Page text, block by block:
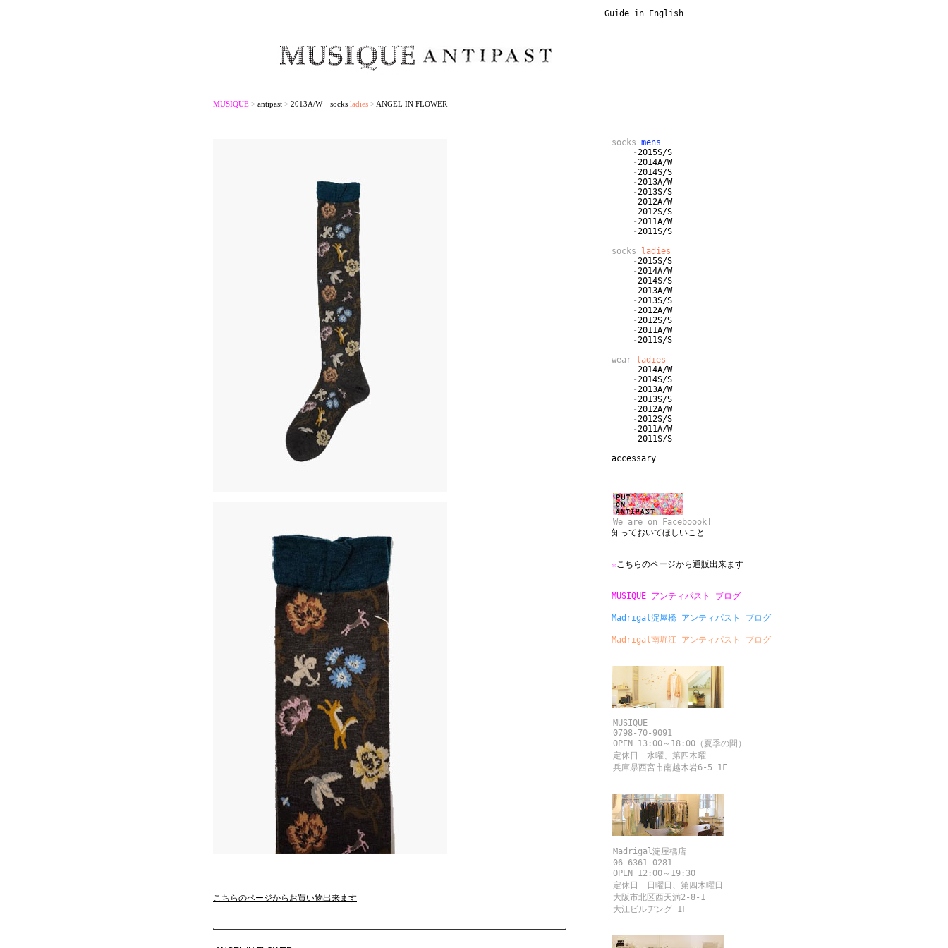
Guide in English
MUSIQUE > antipast > 2013A/W socks ladies > ANGEL IN FLOWER
こちらのページからお買い物出来ます
socks mens
-2015S/S
-2014A/W
-2014S/S
-2013A/W
-2013S/S
-2012A/W
-2012S/S
-2011A/W
-2011S/S
socks
ladies
-2015S/S
-2014A/W
-2014S/S
-2013A/W
-2013S/S
-2012A/W
-2012S/S
-2011A/W
-2011S/S
wear
ladies
-2014A/W
-2014S/S
-2013A/W
-2013S/S
-2012A/W
-2012S/S
-2011A/W
-2011S/S
accessary
We are on Faceboook!
知っておいてほしいこと
☆こちらのページから通販出来ます
MUSIQUE アンティパスト ブログ
Madrigal淀屋橋 アンティパスト ブログ
Madrigal南堀江 アンティパスト ブログ
MUSIQUE
0798-70-9091
OPEN 13:00～18:00（夏季の間）
定休日 水曜、第四木曜
兵庫県西宮市南越木岩6-5 1F
Madrigal淀屋橋店
06-6361-0281
OPEN 12:00～19:30
定休日 日曜日、第四木曜日
大阪市北区西天満2-8-1
大江ビルヂング 1F